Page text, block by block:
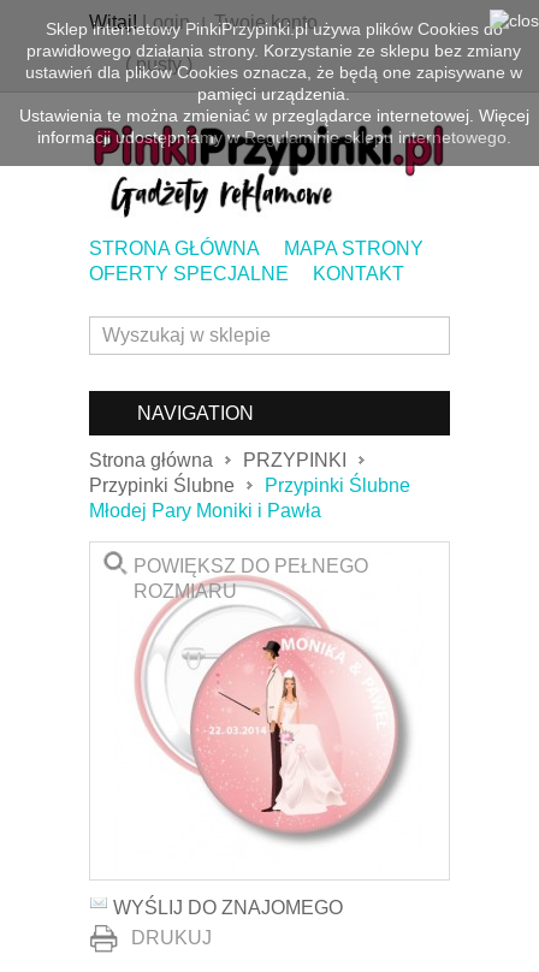
Witaj!Login Twoje konto
( pusty)
STRONA GŁÓWNA
MAPA STRONY
OFERTY SPECJALNE
KONTAKT
NAVIGATION
Strona główna
PRZYPINKI
Przypinki Ślubne
Przypinki Ślubne
Młodej Pary Moniki i Pawła
POWIĘKSZ DO PEŁNEGO
ROZMIARU
WYŚLIJ DO ZNAJOMEGO
DRUKUJ
Sklep internetowy PinkiPrzypinki.pl używa plików Cookies do
prawidłowego działania strony. Korzystanie ze sklepu bez zmiany
ustawień dla plików Cookies oznacza, że będą one zapisywane w
pamięci urządzenia.
Ustawienia te można zmieniać w przeglądarce internetowej. Więcej
informacji udostępniamy wRegulaminie sklepu internetowego.